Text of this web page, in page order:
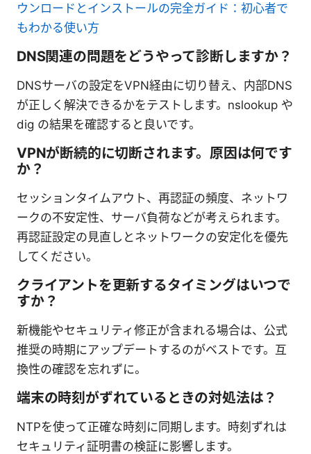
ウンロードとインストールの完全ガイド：初心者で
もわかる使い方
DNS関連の問題をどうやって診断しますか？
DNSサーバの設定をVPN経由に切り替え、内部DNS
が正しく解決できるかをテストします。nslookup や
dig の結果を確認すると良いです。
VPNが断続的に切断されます。原因は何です
か？
セッションタイムアウト、再認証の頻度、ネットワ
ークの不安定性、サーバ負荷などが考えられます。
再認証設定の見直しとネットワークの安定化を優先
してください。
クライアントを更新するタイミングはいつで
すか？
新機能やセキュリティ修正が含まれる場合は、公式
推奨の時期にアップデートするのがベストです。互
換性の確認を忘れずに。
端末の時刻がずれているときの対処法は？
NTPを使って正確な時刻に同期します。時刻ずれは
セキュリティ証明書の検証に影響します。